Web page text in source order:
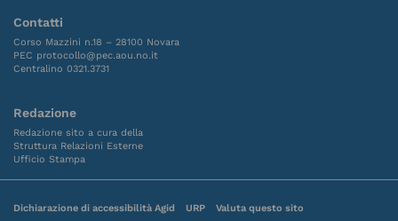
Contatti
Corso Mazzini n.18 – 28100 Novara
PEC protocollo@pec.aou.no.it
Centralino 0321.3731
Redazione
Redazione sito a cura della
Struttura Relazioni Esterne
Ufficio Stampa
Dichiarazione di accessibilità Agid URP Valuta questo sito